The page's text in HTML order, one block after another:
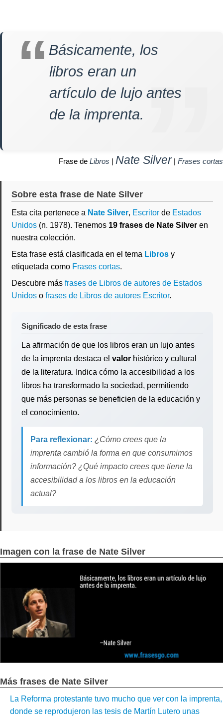
Básicamente, los
libros eran un
artículo de lujo antes
de la imprenta.
Frase de Libros | Nate Silver| Frases cortas
Sobre esta frase de Nate Silver
Esta cita pertenece a Nate Silver, Escritor de Estados
Unidos (n. 1978). Tenemos 19 frases de Nate Silver en
nuestra colección.
Esta frase está clasificada en el tema Libros y
etiquetada como Frases cortas.
Descubre más frases de Libros de autores de Estados
Unidos o frases de Libros de autores Escritor.
Significado de esta frase
La afirmación de que los libros eran un lujo antes
de la imprenta destaca el valor histórico y cultural
de la literatura. Indica cómo la accesibilidad a los
libros ha transformado la sociedad, permitiendo
que más personas se beneficien de la educación y
el conocimiento.
Para reflexionar: ¿Cómo crees que la
imprenta cambió la forma en que consumimos
información? ¿Qué impacto crees que tiene la
accesibilidad a los libros en la educación
actual?
Imagen con la frase de Nate Silver
Más frases de Nate Silver
La Reforma protestante tuvo mucho que ver con la imprenta,
donde se reprodujeron las tesis de Martín Lutero unas